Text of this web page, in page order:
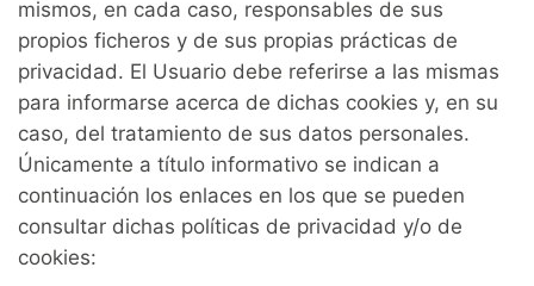
mismos, en cada caso, responsables de sus
propios ficheros y de sus propias prácticas de
privacidad. El Usuario debe referirse a las mismas
para informarse acerca de dichas cookies y, en su
caso, del tratamiento de sus datos personales.
Únicamente a título informativo se indican a
continuación los enlaces en los que se pueden
consultar dichas políticas de privacidad y/o de
cookies: